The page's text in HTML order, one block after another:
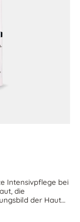
Intensivpflege bei
die
der Haut